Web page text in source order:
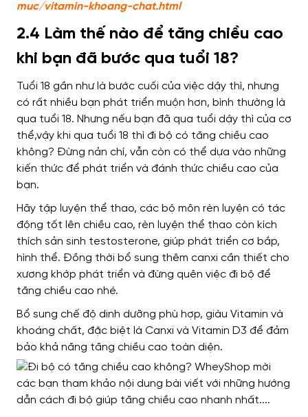
muc/vitamin-khoang-chat.html
2.4 Làm thế nào để tăng chiều cao
khi bạn đã bước qua tuổi 18?
Tuổi 18 gần như là bước cuối của việc dậy thì, nhưng
có rất nhiều bạn phát triển muộn hơn, bình thường là
qua tuổi 18. Nhưng nếu bạn đã qua tuổi dậy thì của cơ
thể,vậy khi qua tuổi 18 thì đi bộ có tăng chiều cao
không? Đừng nản chí, vẫn còn có thể dựa vào những
kiến thức để phát triển và đánh thức chiều cao của
bạn.
Hãy tập luyện thể thao, các bộ môn rèn luyện có tác
động tốt lên chiều cao, rèn luyện thể thao còn kích
thích sản sinh testosterone, giúp phát triển cơ bắp,
hình thể. Đồng thời bổ sung thêm canxi cần thiết cho
xương khớp phát triển và đừng quên việc đi bộ để
tăng chiều cao nhé.
Bổ sung chế độ dinh dưỡng phù hợp, giàu Vitamin và
khoáng chất, đặc biệt là Canxi và Vitamin D3 để đảm
bảo khả năng tăng chiều cao toàn diện.